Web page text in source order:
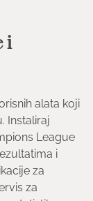
i
alata koji
Instaliraj
League
i
za
za